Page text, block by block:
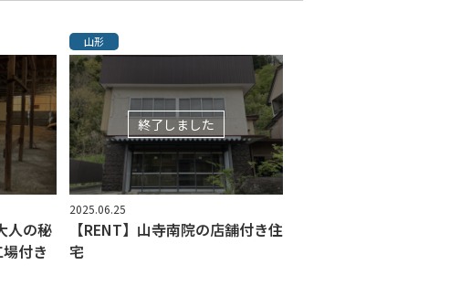
人の秘
付き
山形
終了しました
2025.06.25
【RENT】山寺南院の店舗付き住
宅